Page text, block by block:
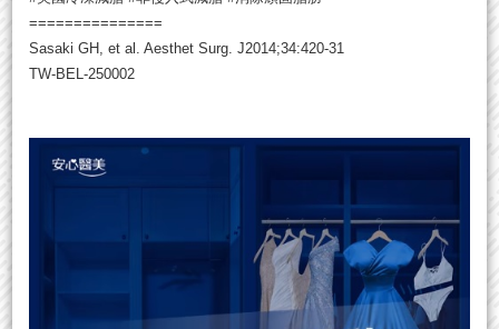
===============
Sasaki GH, et al. Aesthet Surg. J2014;34:420-31
TW-BEL-250002